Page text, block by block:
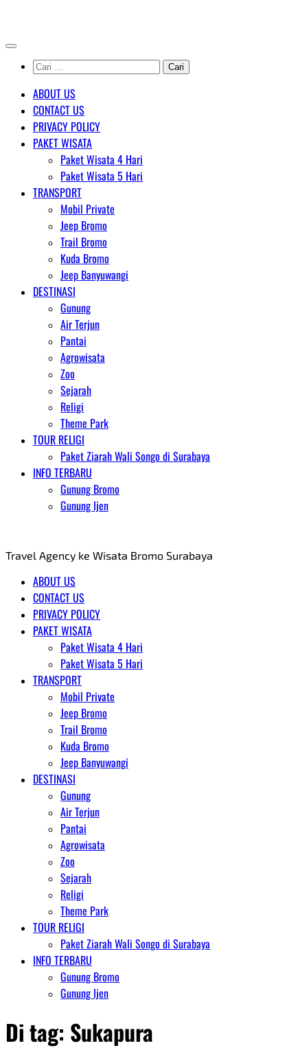
content
Cari
untuk:
ABOUT US
CONTACT US
PRIVACY POLICY
PAKET WISATA
Paket Wisata 4 Hari
Paket Wisata 5 Hari
TRANSPORT
Mobil Private
Jeep Bromo
Trail Bromo
Kuda Bromo
Jeep Banyuwangi
DESTINASI
Gunung
Air Terjun
Pantai
Agrowisata
Zoo
Sejarah
Religi
Theme Park
TOUR RELIGI
Paket Ziarah Wali Songo di Surabaya
INFO TERBARU
Gunung Bromo
Gunung Ijen
Travel Agency ke Wisata Bromo Surabaya
ABOUT US
CONTACT US
PRIVACY POLICY
PAKET WISATA
Paket Wisata 4 Hari
Paket Wisata 5 Hari
TRANSPORT
Mobil Private
Jeep Bromo
Trail Bromo
Kuda Bromo
Jeep Banyuwangi
DESTINASI
Gunung
Air Terjun
Pantai
Agrowisata
Zoo
Sejarah
Religi
Theme Park
TOUR RELIGI
Paket Ziarah Wali Songo di Surabaya
INFO TERBARU
Gunung Bromo
Gunung Ijen
Di tag: Sukapura